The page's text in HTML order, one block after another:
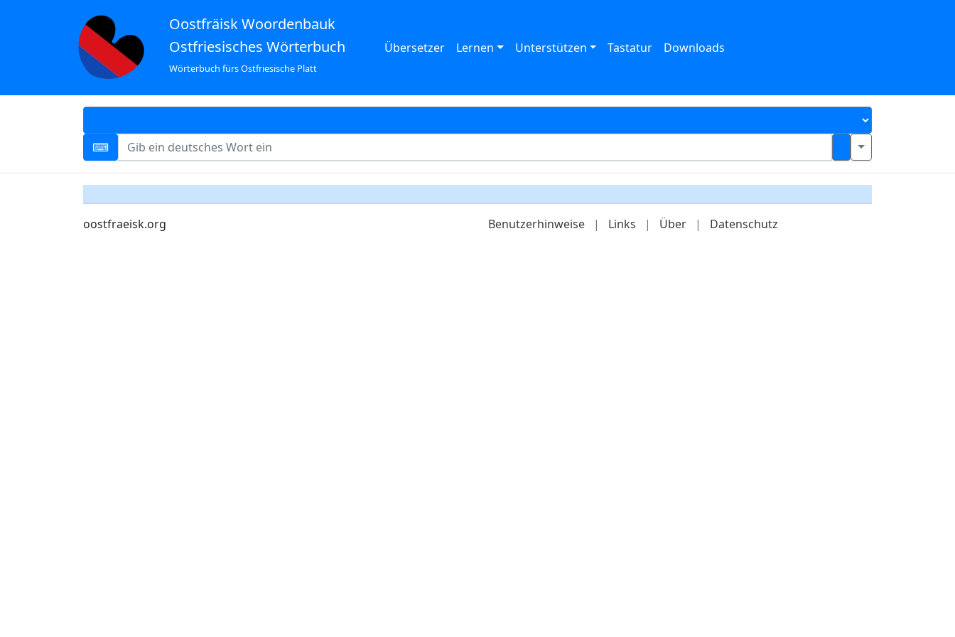
Oostfräisk Woordenbauk
Ostfriesisches Wörterbuch
Wörterbuch fürs Ostfriesische Platt
Übersetzer Lernen Unterstützen Tastatur Downloads
oostfraeisk.org Benutzerhinweise | Links | Über | Datenschutz